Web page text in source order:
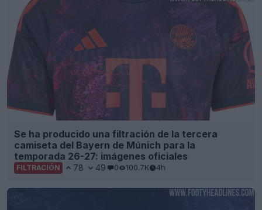
Se ha producido una filtración de la tercera
camiseta del Bayern de Múnich para la
temporada 26-27: imágenes oficiales
FILTRACIÓN 78 49 0 100.7K 4h